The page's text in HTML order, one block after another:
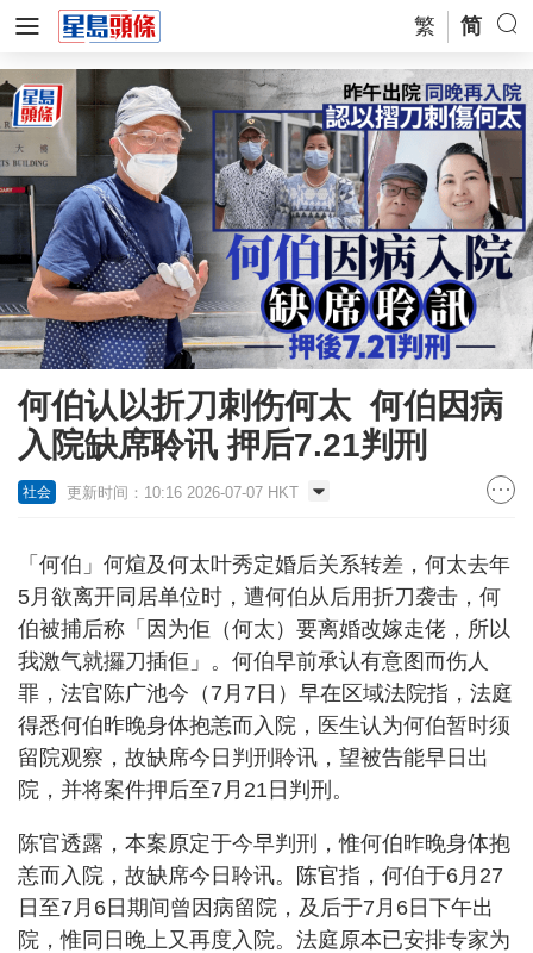
繁 简
何伯认以折刀刺伤何太 何伯因病
入院缺席聆讯 押后7.21判刑
社会 更新时间：10:16 2026-07-07 HKT
「何伯」何煊及何太叶秀定婚后关系转差，何太去年
5月欲离开同居单位时，遭何伯从后用折刀袭击，何
伯被捕后称「因为佢（何太）要离婚改嫁走佬，所以
我激气就攞刀插佢」。何伯早前承认有意图而伤人
罪，法官陈广池今（7月7日）早在区域法院指，法庭
得悉何伯昨晚身体抱恙而入院，医生认为何伯暂时须
留院观察，故缺席今日判刑聆讯，望被告能早日出
院，并将案件押后至7月21日判刑。
陈官透露，本案原定于今早判刑，惟何伯昨晚身体抱
恙而入院，故缺席今日聆讯。陈官指，何伯于6月27
日至7月6日期间曾因病留院，及后于7月6日下午出
院，惟同日晚上又再度入院。法庭原本已安排专家为